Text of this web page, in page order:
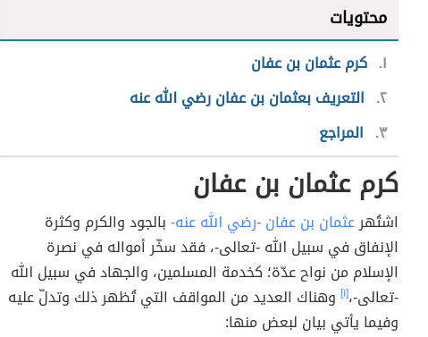
محتويات
١ كرم عثمان بن عفان
٢ التعريف بعثمان بن عفان رضي الله عنه
٣ المراجع
كرم عثمان بن عفان
اشتُهرعثمان بن عفان -رضي الله عنه-بالجود والكرم وكثرة
الإنفاق في سبيل الله -تعالى-، فقد سخّر أمواله في نصرة
الإسلام من نواح عدّة؛ كخدمة المسلمين، والجهاد في سبيل الله
-تعالى-،[١] وهناك العديد من المواقف التي تُظهر ذلك وتدلّ عليه
وفيما يأتي بيان لبعض منها: